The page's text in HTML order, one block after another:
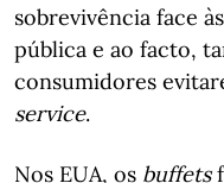
sobrevivência face
pública e ao facto,
consumidores
service.
Nos EUA, os buffets